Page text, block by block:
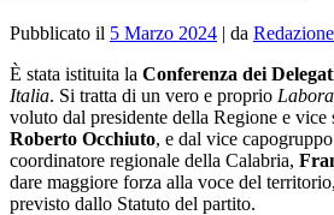
Pubblicato il 5 Marzo 2024 | da Redazione
È stata istituita la Conferenza dei
Italia. Si tratta di un vero e proprio
voluto dal presidente della Regione e vice
Roberto Occhiuto, e dal vice
coordinatore regionale della Calabria,
dare maggiore forza alla voce del
previsto dallo Statuto del partito.